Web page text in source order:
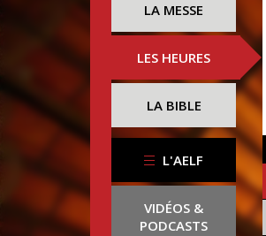
LA MESSE
LES HEURES
LA BIBLE
L'AELF
VIDÉOS &
PODCASTS